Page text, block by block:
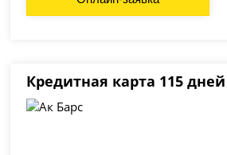
Кредитная карта 115